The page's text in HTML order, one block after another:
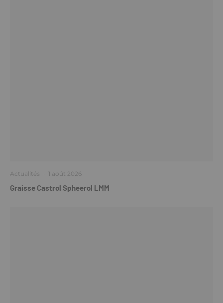
Actualités · 1 août 2026
Graisse Castrol Spheerol LMM